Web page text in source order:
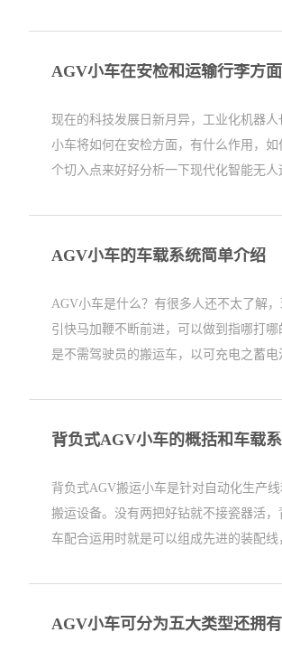
AGV小车在安检和运输行李方
现在的科技发展日新月异，工业化机器
小车将如何在安检方面，有什么作用，
个切入点来好好分析一下现代化智能无
AGV小车的车载系统简单介绍
AGV小车是什么？有很多人还不太了解
引快马加鞭不断前进，可以做到指哪打
是不需驾驶员的搬运车，以可充电之蓄
背负式AGV小车的概括和车载
背负式AGV搬运小车是针对自动化生产
搬运设备。没有两把好钻就不接瓷器活
车配合运用时就是可以组成先进的装配线
AGV小车可分为五大类型还拥